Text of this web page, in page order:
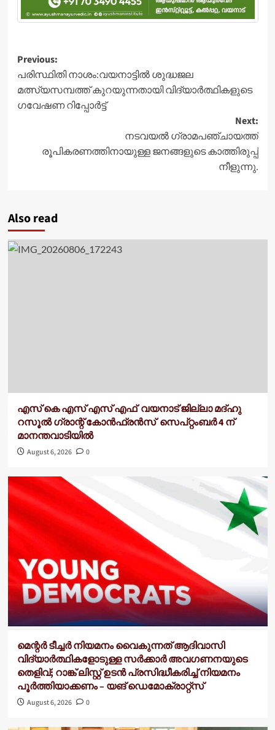
Post
navigation
Previous:
പരിസ്ഥിതി നാശം:വയനാട്ടിൽ ശുദ്ധജല
മത്സ്യസമ്പത്ത് കുറയുന്നതായി വിദ്യാർത്ഥികളുടെ
ഗവേഷണ റിപ്പോർട്ട്
Next:
നടവയല്‍ ഗ്രാമപഞ്ചായത്ത്
രൂപികരണത്തിനായുള്ള ജനങ്ങളുടെ കാത്തിരുപ്പ്
നീളുന്നു.
Also read
എസ് കെ എസ് എസ് എഫ് വയനാട് ജില്ലാ മദ്ഹു
റസൂൽ ഗ്രാന്റ് കോൻഫ്രൻസ് സെപ്റ്റംബർ 4 ന്
മാനന്തവാടിയിൽ
August 6, 2026 0
മെന്റർ ടീച്ചർ നിയമനം വൈകുന്നത് ആദിവാസി
വിദ്യാർത്ഥികളോടുള്ള സർക്കാർ അവഗണനയുടെ
തെളിവ്; റാങ്ക് ലിസ്റ്റ് ഉടൻ പ്രസിദ്ധീകരിച്ച് നിയമനം
പൂർത്തിയാക്കണം – യങ് ഡെമോക്രാറ്റ്സ്
August 6, 2026 0